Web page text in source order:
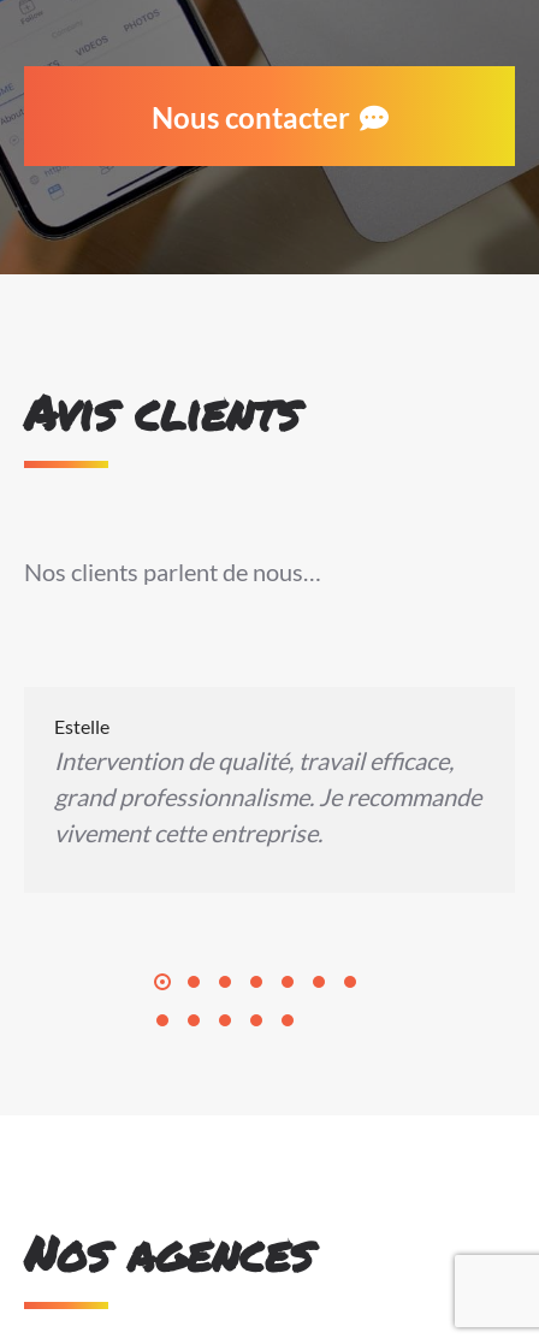
Nous contacter
Avis clients
Nos clients parlent de nous…
Estelle
Intervention de qualité, travail efficace,
grand professionnalisme. Je recommande
vivement cette entreprise.
Nos agences